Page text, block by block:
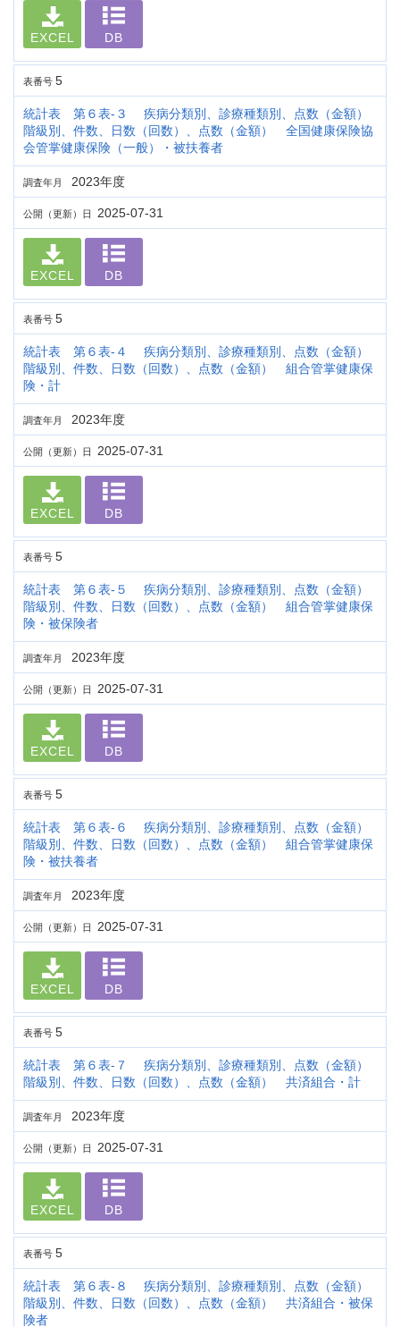
EXCEL DB
表番号 5
統計表 第６表-３ 疾病分類別、診療種類別、点数（金額）
階級別、件数、日数（回数）、点数（金額） 全国健康保険協
会管掌健康保険（一般）・被扶養者
調査年月 2023年度
公開（更新）日 2025-07-31
EXCEL DB
表番号 5
統計表 第６表-４ 疾病分類別、診療種類別、点数（金額）
階級別、件数、日数（回数）、点数（金額） 組合管掌健康保
険・計
調査年月 2023年度
公開（更新）日 2025-07-31
EXCEL DB
表番号 5
統計表 第６表-５ 疾病分類別、診療種類別、点数（金額）
階級別、件数、日数（回数）、点数（金額） 組合管掌健康保
険・被保険者
調査年月 2023年度
公開（更新）日 2025-07-31
EXCEL DB
表番号 5
統計表 第６表-６ 疾病分類別、診療種類別、点数（金額）
階級別、件数、日数（回数）、点数（金額） 組合管掌健康保
険・被扶養者
調査年月 2023年度
公開（更新）日 2025-07-31
EXCEL DB
表番号 5
統計表 第６表-７ 疾病分類別、診療種類別、点数（金額）
階級別、件数、日数（回数）、点数（金額） 共済組合・計
調査年月 2023年度
公開（更新）日 2025-07-31
EXCEL DB
表番号 5
統計表 第６表-８ 疾病分類別、診療種類別、点数（金額）
階級別、件数、日数（回数）、点数（金額） 共済組合・被保
険者